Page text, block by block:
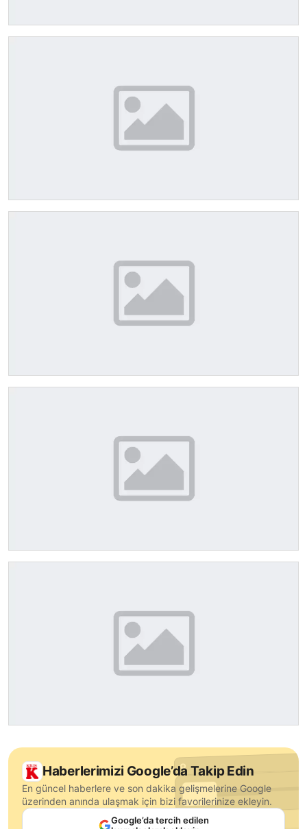
Haberlerimizi Google’da Takip Edin
En güncel haberlere ve son dakika gelişmelerine Google
üzerinden anında ulaşmak için bizi favorilerinize ekleyin.
Google’da tercih edilen